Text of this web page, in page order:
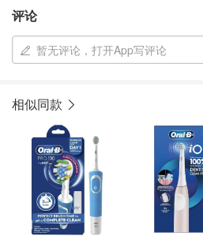
评论
暂无评论，打开App写评论
相似同款